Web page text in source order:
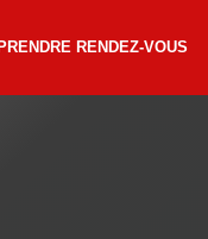
PRENDRE RENDEZ-VOUS